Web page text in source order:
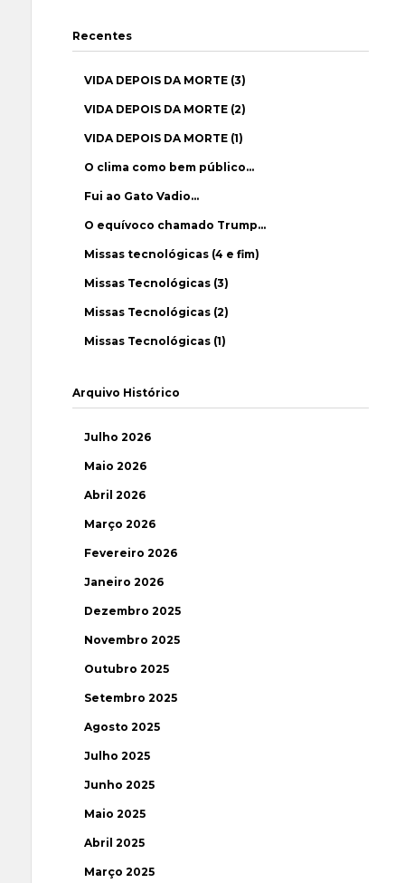
Recentes
VIDA DEPOIS DA MORTE (3)
VIDA DEPOIS DA MORTE (2)
VIDA DEPOIS DA MORTE (1)
O clima como bem público…
Fui ao Gato Vadio…
O equívoco chamado Trump…
Missas tecnológicas (4 e fim)
Missas Tecnológicas (3)
Missas Tecnológicas (2)
Missas Tecnológicas (1)
Arquivo Histórico
Julho 2026
Maio 2026
Abril 2026
Março 2026
Fevereiro 2026
Janeiro 2026
Dezembro 2025
Novembro 2025
Outubro 2025
Setembro 2025
Agosto 2025
Julho 2025
Junho 2025
Maio 2025
Abril 2025
Março 2025